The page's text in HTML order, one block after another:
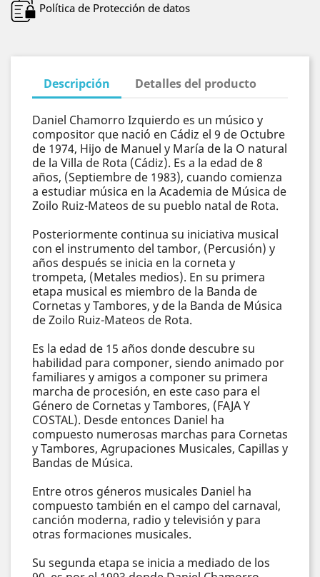
Política de Protección de datos
Descripción Detalles del producto
Daniel Chamorro Izquierdo es un músico y
compositor que nació en Cádiz el 9 de Octubre
de 1974, Hijo de Manuel y María de la O natural
de la Villa de Rota (Cádiz). Es a la edad de 8
años, (Septiembre de 1983), cuando comienza
a estudiar música en la Academia de Música de
Zoilo Ruiz-Mateos de su pueblo natal de Rota.
Posteriormente continua su iniciativa musical
con el instrumento del tambor, (Percusión) y
años después se inicia en la corneta y
trompeta, (Metales medios). En su primera
etapa musical es miembro de la Banda de
Cornetas y Tambores, y de la Banda de Música
de Zoilo Ruiz-Mateos de Rota.
Es la edad de 15 años donde descubre su
habilidad para componer, siendo animado por
familiares y amigos a componer su primera
marcha de procesión, en este caso para el
Género de Cornetas y Tambores, (FAJA Y
COSTAL). Desde entonces Daniel ha
compuesto numerosas marchas para Cornetas
y Tambores, Agrupaciones Musicales, Capillas y
Bandas de Música.
Entre otros géneros musicales Daniel ha
compuesto también en el campo del carnaval,
canción moderna, radio y televisión y para
otras formaciones musicales.
Su segunda etapa se inicia a mediado de los